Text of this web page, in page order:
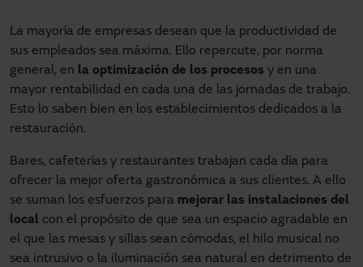
La mayoría de empresas desean que la productividad de
sus empleados sea máxima. Ello repercute, por norma
general, en la optimización de los procesos y en una
mayor rentabilidad en cada una de las jornadas de trabajo.
Esto lo saben bien en los establecimientos dedicados a la
restauración.
Bares, cafeterías y restaurantes trabajan cada día para
ofrecer la mejor oferta gastronómica a sus clientes. A ello
se suman los esfuerzos para mejorar las instalaciones del
local con el propósito de que sea un espacio agradable en
el que las mesas y sillas sean cómodas, el hilo musical no
sea intrusivo o la iluminación sea natural en detrimento de